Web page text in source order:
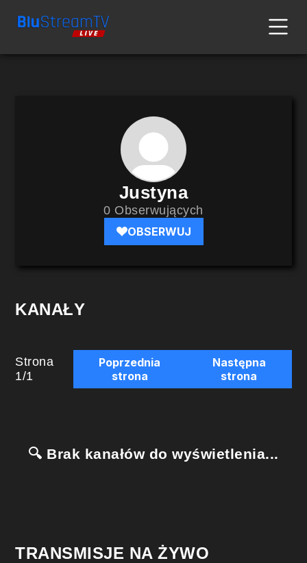
Justyna
0 Obserwujących
OBSERWUJ
KANAŁY
Strona
1/1
Poprzednia
strona
Następna
strona
🔍 Brak kanałów do wyświetlenia...
TRANSMISJE NA ŻYWO